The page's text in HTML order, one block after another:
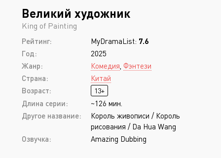
Великий художник
King of Painting
Рейтинг: MyDramaList: 7.6
Год:
2025
Жанр:
Комедия Фэнтези
Страна:
Китай
Возраст:
13+
Длина серии:
~126 мин.
Другое название:
Король живописи / Король
рисования / Da Hua Wang
Озвучка:
Amazing Dubbing